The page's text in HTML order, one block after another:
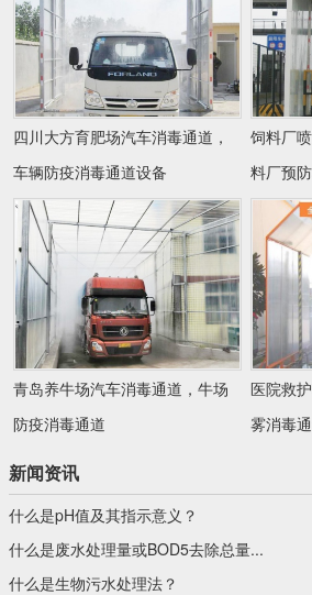
四川大方育肥场汽车消毒通道，
车辆防疫消毒通道设备
饲料厂
料厂预
青岛养牛场汽车消毒通道，牛场
防疫消毒通道
医院救
雾消毒
新闻资讯
什么是pH值及其指示意义？‍
什么是废水处理量或BOD5去除总量...
什么是生物污水处理法？‍